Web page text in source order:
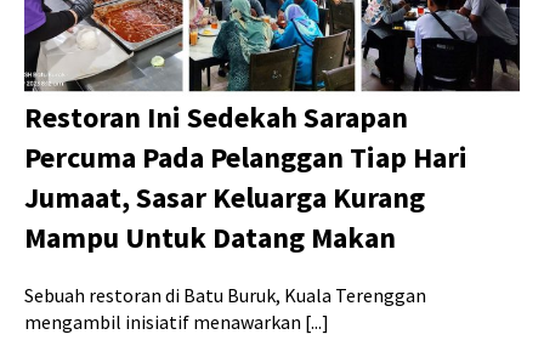
Restoran Ini Sedekah Sarapan
Percuma Pada Pelanggan Tiap Hari
Jumaat, Sasar Keluarga Kurang
Mampu Untuk Datang Makan
Sebuah restoran di Batu Buruk, Kuala Terenggan
mengambil inisiatif menawarkan [...]